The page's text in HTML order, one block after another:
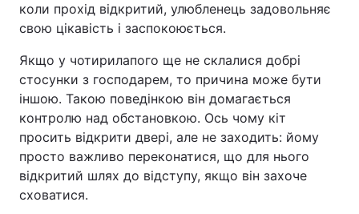
коли прохід відкритий, улюбленець задовольняє
свою цікавість і заспокоюється.
Якщо у чотирилапого ще не склалися добрі
стосунки з господарем, то причина може бути
іншою. Такою поведінкою він домагається
контролю над обстановкою. Ось чому кіт
просить відкрити двері, але не заходить: йому
просто важливо переконатися, що для нього
відкритий шлях до відступу, якщо він захоче
сховатися.